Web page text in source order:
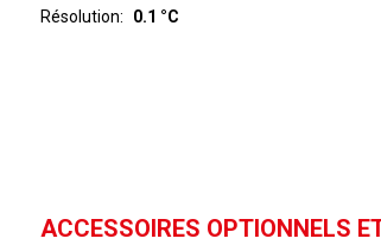
Résolution
0.1 °C
ACCESSOIRES OPTIONNELS